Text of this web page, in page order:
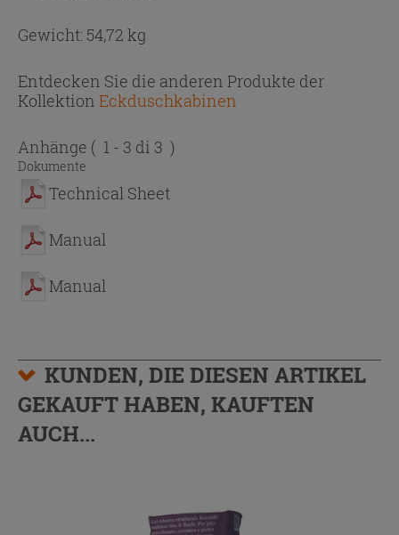
Gewicht: 54,72 kg
Entdecken Sie die anderen Produkte der
Kollektion Eckduschkabinen
Anhänge ( 1 - 3 di 3 )
Dokumente
Technical Sheet
Manual
Manual
KUNDEN, DIE DIESEN ARTIKEL
GEKAUFT HABEN, KAUFTEN
AUCH...